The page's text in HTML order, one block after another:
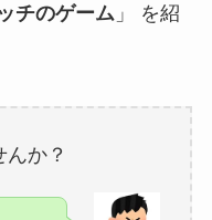
チのゲーム 」 を紹
か？